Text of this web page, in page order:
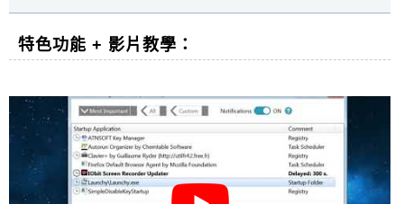
特色功能 + 影片教學：